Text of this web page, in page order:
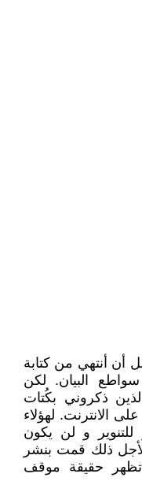
أن أنتهي من كتابة
البيان. لكن
ذكروني بكُتات
الانترنت. لهؤلاء
للتنوير و لن يكون
ذلك قمت بنشر
تظهر حقيقة موقف